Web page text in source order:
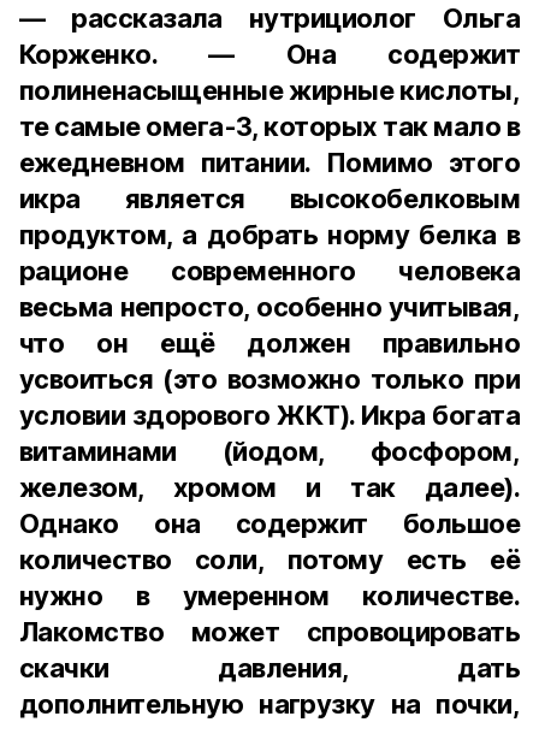
— рассказала нутрициолог Ольга
Корженко. — Она содержит
полиненасыщенные жирные кислоты,
те самые омега-3, которых так мало в
ежедневном питании. Помимо этого
икра является высокобелковым
продуктом, а добрать норму белка в
рационе современного человека
весьма непросто, особенно учитывая,
что он ещё должен правильно
усвоиться (это возможно только при
условии здорового ЖКТ). Икра богата
витаминами (йодом, фосфором,
железом, хромом и так далее).
Однако она содержит большое
количество соли, потому есть её
нужно в умеренном количестве.
Лакомство может спровоцировать
скачки давления, дать
дополнительную нагрузку на почки,